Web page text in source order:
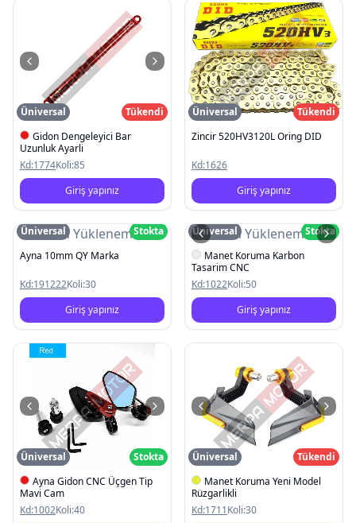
Üniversal
Tükendi
Gidon Dengeleyici Bar
Uzunluk Ayarli
Kd:1774Koli:85
Giriş yapınız
Üniversal
Tükendi
Zincir 520HV3120L Oring DID
Kd:1626
Giriş yapınız
Resim Yüklenemedi
Üniversal
Stokta
Ayna 10mm QY Marka
Kd:191222Koli:30
Giriş yapınız
Resim Yüklenemedi
Üniversal
Stokta
Manet Koruma Karbon
Tasarim CNC
Kd:1022Koli:50
Giriş yapınız
Üniversal
Stokta
Ayna Gidon CNC Üçgen Tip
Mavi Cam
Kd:1002Koli:40
Üniversal
Tükendi
Manet Koruma Yeni Model
Rüzgarlikli
Kd:1711Koli:30